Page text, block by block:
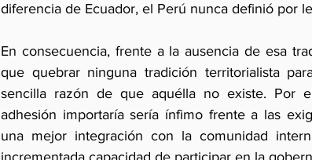
diferencia de Ecuador, el Perú nunca definió por
En consecuencia, frente a la ausencia de esa
que quebrar ninguna tradición territorialista
sencilla razón de que aquélla no existe. Por
adhesión importaría sería ínfimo frente a las
una mejor integración con la comunidad
incrementada capacidad de participar en la